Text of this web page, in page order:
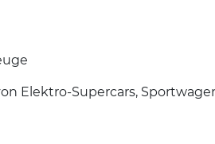
Elektro-Supercars,